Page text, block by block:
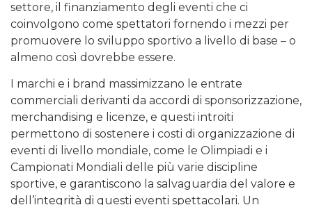
settore, il finanziamento degli eventi che ci
coinvolgono come spettatori fornendo i mezzi per
promuovere lo sviluppo sportivo a livello di base – o
almeno così dovrebbe essere.
I marchi e i brand massimizzano le entrate
commerciali derivanti da accordi di sponsorizzazione,
merchandising e licenze, e questi introiti
permettono di sostenere i costi di organizzazione di
eventi di livello mondiale, come le Olimpiadi e i
Campionati Mondiali delle più varie discipline
sportive, e garantiscono la salvaguardia del valore e
dell’integrità di questi eventi spettacolari. Un